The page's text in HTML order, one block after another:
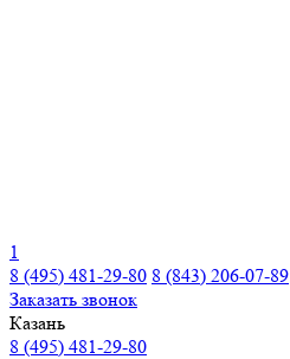
1
8 (495) 481-29-80 8 (843) 206-07-89
Заказать звонок
Казань
8 (495) 481-29-80